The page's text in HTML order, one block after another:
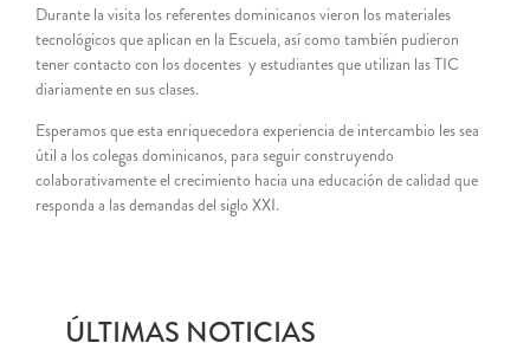
Durante la visita los referentes dominicanos vieron los materiales
tecnológicos que aplican en la Escuela, así como también pudieron
tener contacto con los docentes y estudiantes que utilizan las TIC
diariamente en sus clases.
Esperamos que esta enriquecedora experiencia de intercambio les sea
útil a los colegas dominicanos, para seguir construyendo
colaborativamente el crecimiento hacia una educación de calidad que
responda a las demandas del siglo XXI.
ÚLTIMAS NOTICIAS